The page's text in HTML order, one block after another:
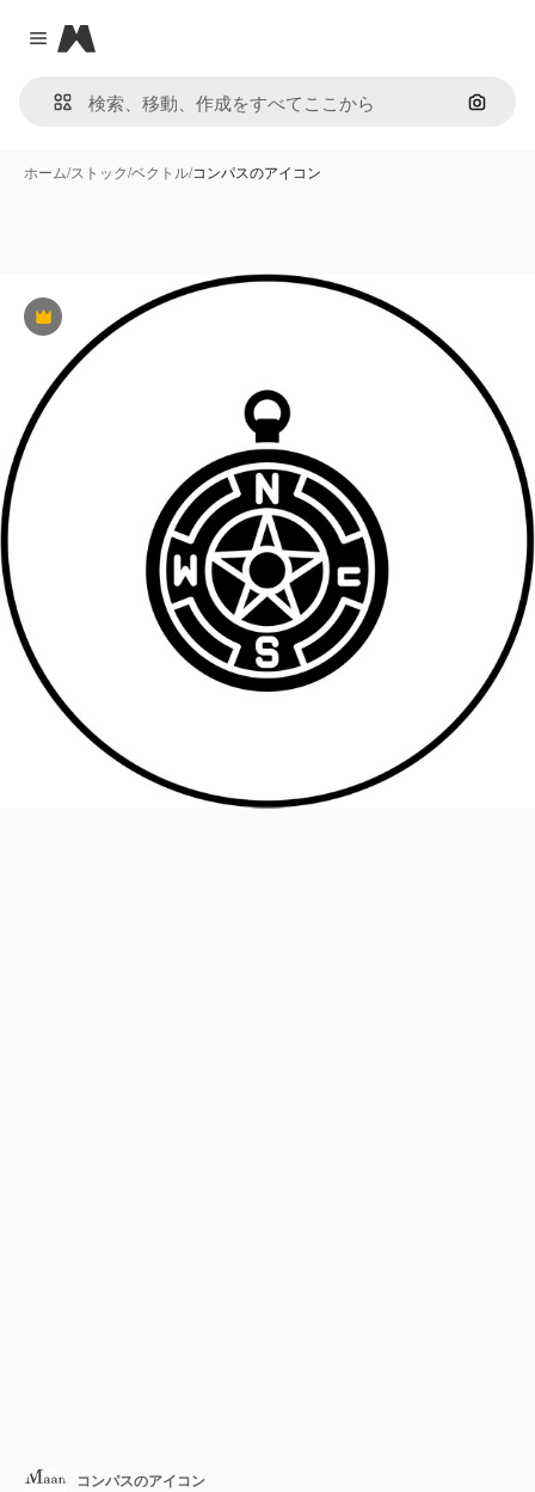
Close menu
Magnific
画像で
ホーム/ストック/ベクトル/コンパスのアイコン
Premium
コンパスのアイコン